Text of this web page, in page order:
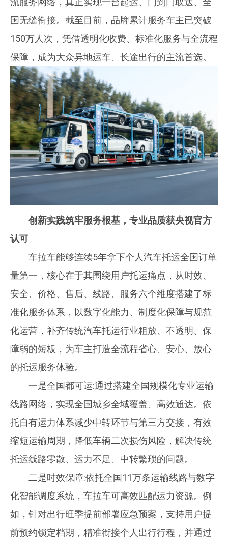
国无缝衔接。截至目前，品牌累计服务车主已突破
150万人次，凭借透明化收费、标准化服务与全流程
保障，成为大众异地运车、长途出行的主流首选。
创新实践筑牢服务根基，专业品质获央视官方
认可
车拉车能够连续5年拿下个人汽车托运全国订单
量第一，核心在于其围绕用户托运痛点，从时效、
安全、价格、售后、线路、服务六个维度搭建了标
准化服务体系，以数字化能力、制度化保障与规范
化运营，补齐传统汽车托运行业粗放、不透明、保
障弱的短板，为车主打造全流程省心、安心、放心
的托运服务体验。
一是全国都可运:通过搭建全国规模化专业运输
线路网络，实现全国城乡全域覆盖、高效通达。依
托自有运力体系减少中转环节与第三方交接，有效
缩短运输周期，降低车辆二次损伤风险，解决传统
托运线路零散、运力不足、中转繁琐的问题。
二是时效保障:依托全国11万条运输线路与数字
化智能调度系统，车拉车可高效匹配运力资源。例
如，针对出行旺季提前部署应急预案，支持用户提
前预约锁定档期，精准衔接个人出行行程，并通过